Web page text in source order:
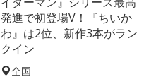
発進で初登場V！『ちいか
わ』は2位、新作3本がラン
クイン
全国